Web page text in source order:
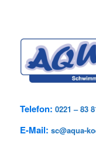
Telefon: 0221 – 83
E-Mail: sc@aqua-